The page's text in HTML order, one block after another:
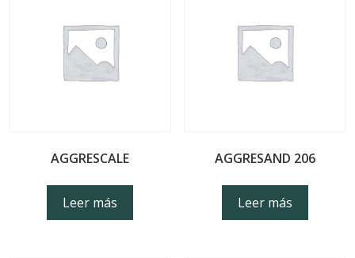
AGGRESCALE
Leer más
AGGRESAND 206
Leer más